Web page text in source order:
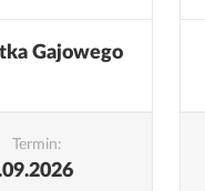
Gajowego
Termin: